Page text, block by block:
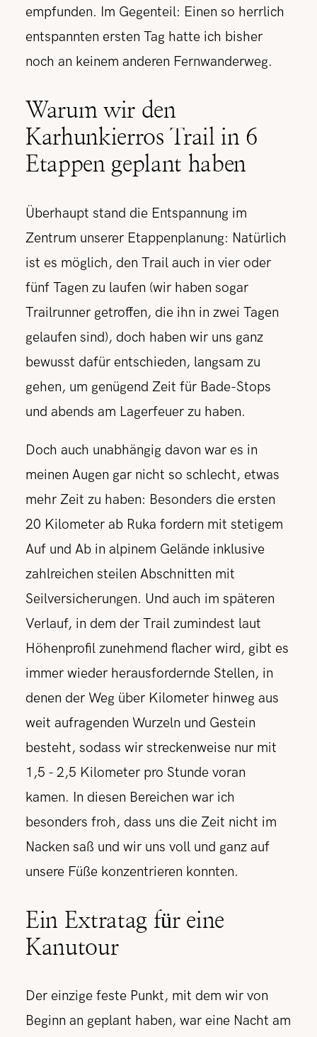
empfunden. Im Gegenteil: Einen so herrlich
entspannten ersten Tag hatte ich bisher
noch an keinem anderen Fernwanderweg.
Warum wir den
Karhunkierros Trail in 6
Etappen geplant haben
Überhaupt stand die Entspannung im
Zentrum unserer Etappenplanung: Natürlich
ist es möglich, den Trail auch in vier oder
fünf Tagen zu laufen (wir haben sogar
Trailrunner getroffen, die ihn in zwei Tagen
gelaufen sind), doch haben wir uns ganz
bewusst dafür entschieden, langsam zu
gehen, um genügend Zeit für Bade-Stops
und abends am Lagerfeuer zu haben.
Doch auch unabhängig davon war es in
meinen Augen gar nicht so schlecht, etwas
mehr Zeit zu haben: Besonders die ersten
20 Kilometer ab Ruka fordern mit stetigem
Auf und Ab in alpinem Gelände inklusive
zahlreichen steilen Abschnitten mit
Seilversicherungen. Und auch im späteren
Verlauf, in dem der Trail zumindest laut
Höhenprofil zunehmend flacher wird, gibt es
immer wieder herausfordernde Stellen, in
denen der Weg über Kilometer hinweg aus
weit aufragenden Wurzeln und Gestein
besteht, sodass wir streckenweise nur mit
1,5 - 2,5 Kilometer pro Stunde voran
kamen. In diesen Bereichen war ich
besonders froh, dass uns die Zeit nicht im
Nacken saß und wir uns voll und ganz auf
unsere Füße konzentrieren konnten.
Ein Extratag für eine
Kanutour
Der einzige feste Punkt, mit dem wir von
Beginn an geplant haben, war eine Nacht am